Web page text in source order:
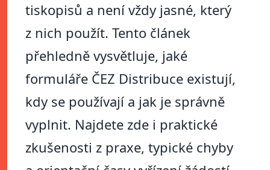
tiskopisů a není vždy jasné, který
z nich použít. Tento článek
přehledně vysvětluje, jaké
formuláře ČEZ Distribuce existují,
kdy se používají a jak je správně
vyplnit. Najdete zde i praktické
zkušenosti z praxe, typické chyby